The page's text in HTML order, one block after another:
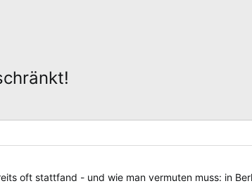
oft stattfand - und wie man vermuten muss: in